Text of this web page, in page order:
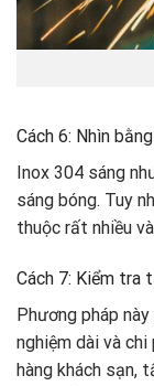
Cách 6: Nhìn
Inox 304 sáng
sáng bóng. Tuy
thuộc rất nhiều
Cách 7: Kiểm tra
Phương pháp
nghiệm dài và
hàng khách sạn,